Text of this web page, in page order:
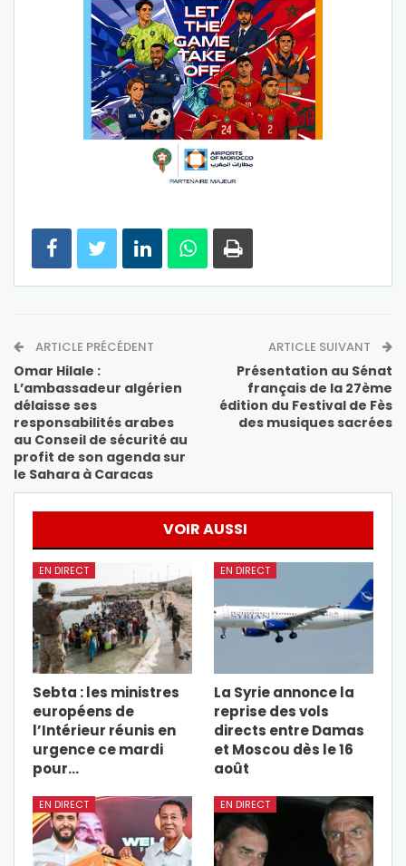
ARTICLE PRÉCÉDENT
Omar Hilale :
L’ambassadeur algérien
délaisse ses
responsabilités arabes
au Conseil de sécurité au
profit de son agenda sur
le Sahara à Caracas
ARTICLE SUIVANT
Présentation au Sénat
français de la 27ème
édition du Festival de Fès
des musiques sacrées
VOIR AUSSI
EN DIRECT
Sebta : les ministres
européens de
l’Intérieur réunis en
urgence ce mardi
pour…
EN DIRECT
La Syrie annonce la
reprise des vols
directs entre Damas
et Moscou dès le 16
août
EN DIRECT EN DIRECT